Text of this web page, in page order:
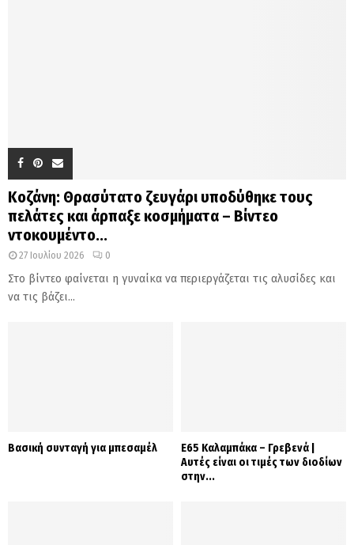
Κοζάνη: Θρασύτατο ζευγάρι υποδύθηκε τους
πελάτες και άρπαξε κοσμήματα – Βίντεο
ντοκουμέντο...
27 Ιουλίου 2026 0
Στο βίντεο φαίνεται η γυναίκα να περιεργάζεται τις αλυσίδες και
να τις βάζει...
Βασική συνταγή για μπεσαμέλ
Ε65 Καλαμπάκα – Γρεβενά |
Αυτές είναι οι τιμές των διοδίων
στην...